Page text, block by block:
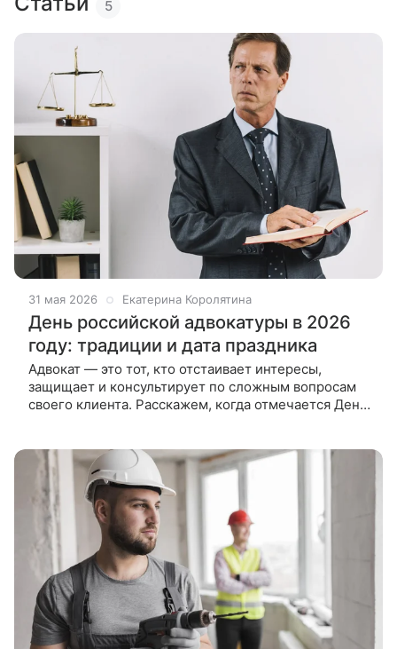
5
31 мая 2026 Екатерина Королятина
День российской адвокатуры в 2026
году: традиции и дата праздника
Адвокат — это тот, кто отстаивает интересы,
защищает и консультирует по сложным вопросам
своего клиента. Расскажем, когда отмечается День